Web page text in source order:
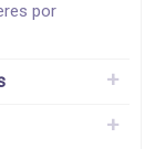
por